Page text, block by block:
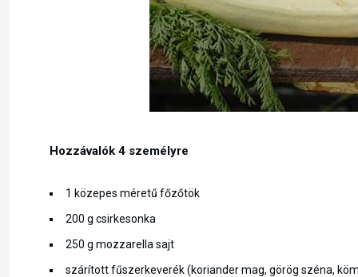
Hozzávalók 4 személyre
1 közepes méretű főzőtök
200 g csirkesonka
250 g mozzarella sajt
szárított fűszerkeverék (koriander mag, görög széna,